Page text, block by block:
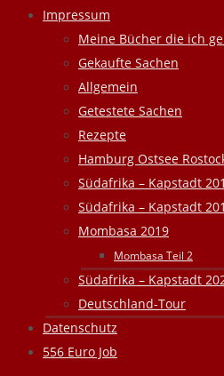
Impressum
Meine Bücher die ich
Gekaufte Sachen
Allgemein
Getestete Sachen
Rezepte
Hamburg Ostsee
Südafrika – Kapstadt
Südafrika – Kapstadt
Mombasa 2019
Mombasa Teil 2
Südafrika – Kapstadt
Deutschland-Tour
Datenschutz
556 Euro Job